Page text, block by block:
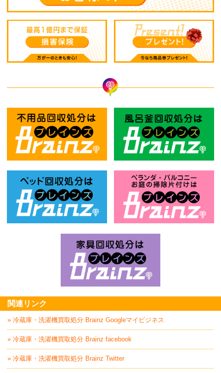
関連リンク
» 冷蔵庫・洗濯機買取処分 Brainz Googleマイビジネス
» 冷蔵庫・洗濯機買取処分 Brainz facebook
» 冷蔵庫・洗濯機買取処分 Brainz Twitter